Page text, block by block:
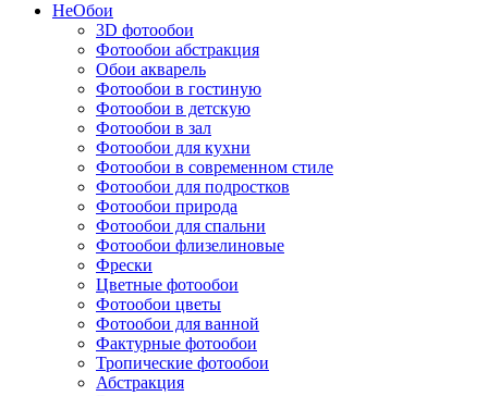
НеОбои
3D фотообои
Фотообои абстракция
Обои акварель
Фотообои в гостиную
Фотообои в детскую
Фотообои в зал
Фотообои для кухни
Фотообои в современном стиле
Фотообои для подростков
Фотообои природа
Фотообои для спальни
Фотообои флизелиновые
Фрески
Цветные фотообои
Фотообои цветы
Фотообои для ванной
Фактурные фотообои
Тропические фотообои
Абстракция